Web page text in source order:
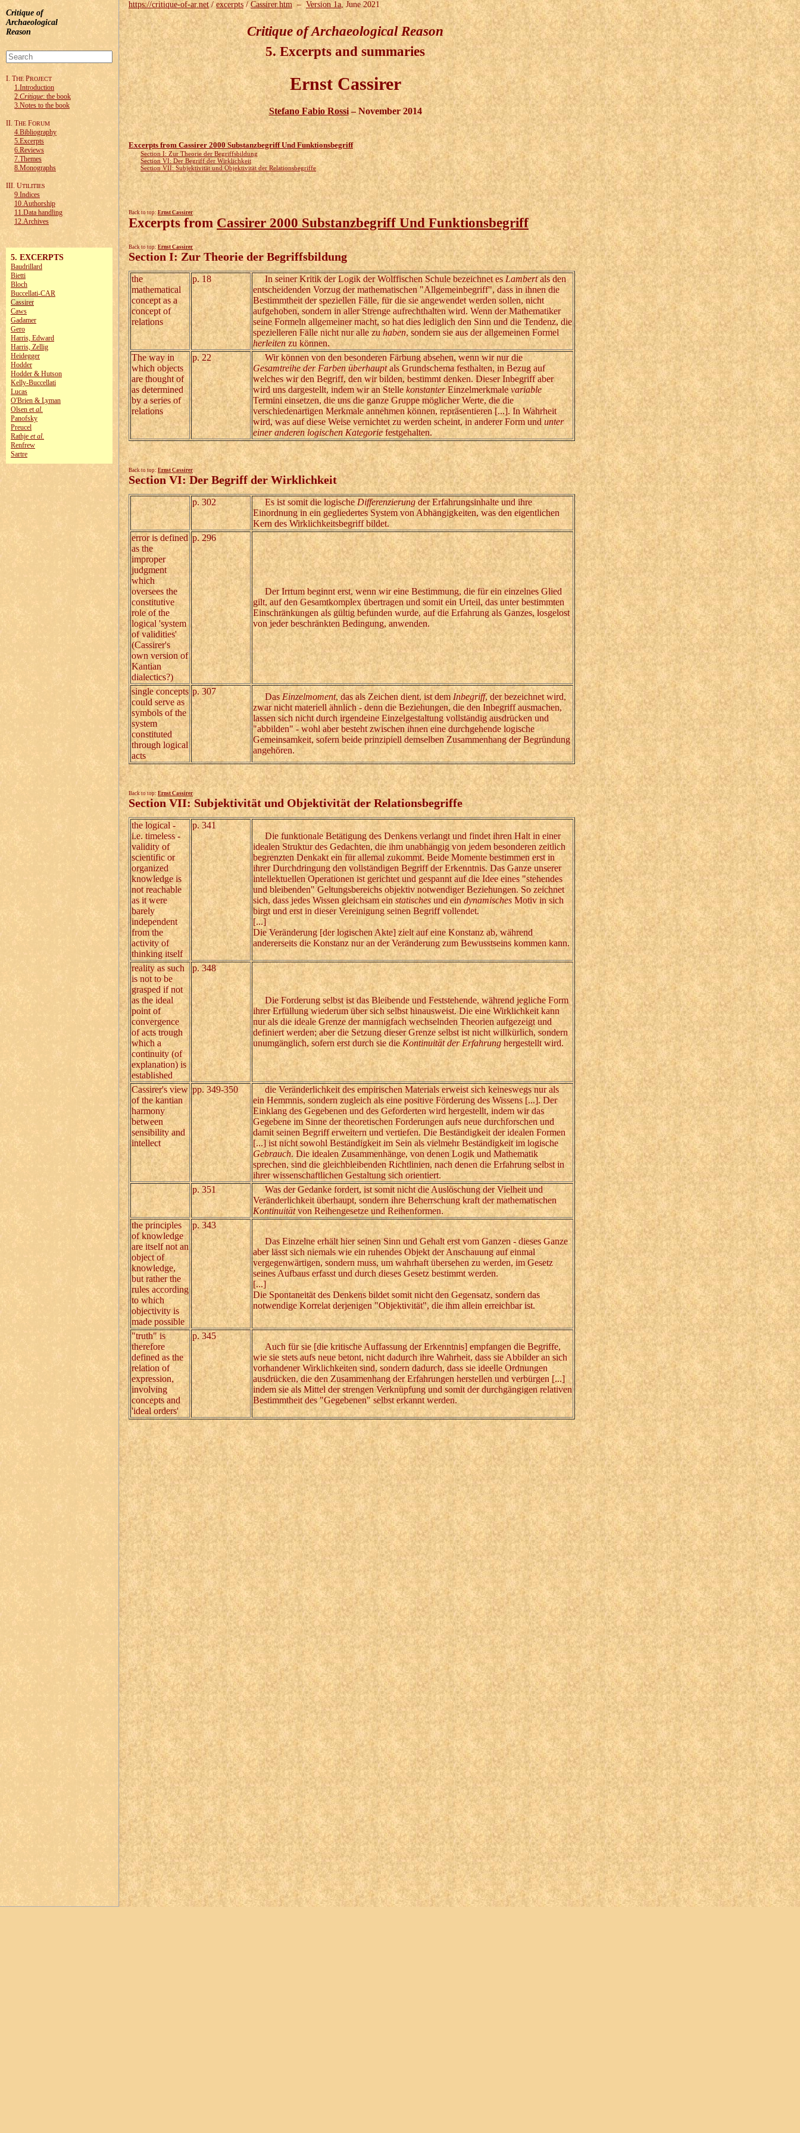
Critique of
Archaeological
Reason
I. THE PROJECT
1.Introduction
2.Critique: the book
3.Notes to the book
II. THE FORUM
4.Bibliography
5.Excerpts
6.Reviews
7.Themes
8.Monographs
III. UTILITIES
9.Indices
10.Authorship
11.Data handling
12.Archives
5. EXCERPTS
Baudrillard
Bietti
Bloch
Buccellati-CAR
Cassirer
Caws
Gadamer
Gero
Harris, Edward
Harris, Zellig
Heidegger
Hodder
Hodder & Hutson
Kelly‑Buccellati
Lucas
O'Brien & Lyman
Olsen etal.
Panofsky
Preucel
Rathje et al.
Renfrew
Sartre
https://critique-of-ar.net/excerpts/Cassirer.htm– Version 1a, June 2021
Critique of Archaeological Reason
5. Excerpts and summaries
Ernst Cassirer
Stefano Fabio Rossi– November 2014
Excerpts from Cassirer 2000 Substanzbegriff Und Funktionsbegriff
Section I: Zur Theorie der Begriffsbildung
Section VI: Der Begriff der Wirklichkeit
Section VII: Subjektivität und Objektivität der Relationsbegriffe
Back to top: Ernst Cassirer
Excerpts fromCassirer 2000 Substanzbegriff Und Funktionsbegriff
Back to top:Ernst Cassirer
Section I: Zur Theorie der Begriffsbildung
the
mathematical
concept as a
concept of
relations
p. 18 In seiner Kritik der Logik der Wolffischen Schule bezeichnet es Lambertals den
entscheidenden Vorzug der mathematischen "Allgemeinbegriff", dass in ihnen die
Bestimmtheit der speziellen Fälle, für die sie angewendet werden sollen, nicht
aufgehoben, sondern in aller Strenge aufrechthalten wird. Wenn der Mathematiker
seine Formeln allgemeiner macht, so hat dies lediglich den Sinn und die Tendenz, die
spezielleren Fälle nicht nur alle zuhaben, sondern sie aus der allgemeinen Formel
herleitenzu können.
The way in
which objects
are thought of
as determined
by a series of
relations
p. 22
Wir können von den besonderen Färbung absehen, wenn wir nur die
Gesamtreihe der Farben überhauptals Grundschema festhalten, in Bezug auf
welches wir den Begriff, den wir bilden, bestimmt denken. Dieser Inbegriff aber
wird uns dargestellt, indem wir an Stelle konstanterEinzelmerkmale variable
Termini einsetzen, die uns die ganze Gruppe möglicher Werte, die die
verschiedenartigen Merkmale annehmen können, repräsentieren [...]. In Wahrheit
wird, was auf diese Weise vernichtet zu werden scheint, in anderer Form und unter
einer anderen logischen Kategoriefestgehalten.
Back to top:Ernst Cassirer
Section VI: Der Begriff der Wirklichkeit
p. 302 Es ist somit die logische Differenzierungder Erfahrungsinhalte und ihre
Einordnung in ein gegliedertes System von Abhängigkeiten, was den eigentlichen
Kern des Wirklichkeitsbegriff bildet.
error is defined
as the
improper
judgment
which
oversees the
constitutive
role of the
logical 'system
of validities'
(Cassirer's
own version of
Kantian
dialectics?)
p. 296
Der Irrtum beginnt erst, wenn wir eine Bestimmung, die für ein einzelnes Glied
gilt, auf den Gesamtkomplex übertragen und somit ein Urteil, das unter bestimmten
Einschränkungen als gültig befunden wurde, auf die Erfahrung als Ganzes, losgelost
von jeder beschränkten Bedingung, anwenden.
single concepts
could serve as
symbols of the
system
constituted
through logical
acts
p. 307
DasEinzelmoment, das als Zeichen dient, ist dem Inbegriff, der bezeichnet wird,
zwar nicht materiell ähnlich - denn die Beziehungen, die den Inbegriff ausmachen,
lassen sich nicht durch irgendeine Einzelgestaltung vollständig ausdrücken und
"abbilden" - wohl aber besteht zwischen ihnen eine durchgehende logische
Gemeinsamkeit, sofern beide prinzipiell demselben Zusammenhang der Begründung
angehören.
Back to top: Ernst Cassirer
Section VII: Subjektivität und Objektivität der Relationsbegriffe
the logical -
i.e. timeless -
validity of
scientific or
organized
knowledge is
not reachable
as it were
barely
independent
from the
activity of
thinking itself
p. 341
Die funktionale Betätigung des Denkens verlangt und findet ihren Halt in einer
idealen Struktur des Gedachten, die ihm unabhängig von jedem besonderen zeitlich
begrenzten Denkakt ein für allemal zukommt. Beide Momente bestimmen erst in
ihrer Durchdringung den vollständigen Begriff der Erkenntnis. Das Ganze unserer
intellektuellen Operationen ist gerichtet und gespannt auf die Idee eines "stehendes
und bleibenden" Geltungsbereichs objektiv notwendiger Beziehungen. So zeichnet
sich, dass jedes Wissen gleichsam einstatischesund eindynamischesMotiv in sich
birgt und erst in dieser Vereinigung seinen Begriff vollendet.
[...]
Die Veränderung [der logischen Akte] zielt auf eine Konstanz ab, während
andererseits die Konstanz nur an der Veränderung zum Bewusstseins kommen kann.
reality as such
is not to be
grasped if not
as the ideal
point of
convergence
of acts trough
which a
continuity (of
explanation) is
established
p. 348
Die Forderung selbst ist das Bleibende und Feststehende, während jegliche Form
ihrer Erfüllung wiederum über sich selbst hinausweist. Die eine Wirklichkeit kann
nur als die ideale Grenze der mannigfach wechselnden Theorien aufgezeigt und
definiert werden; aber die Setzung dieser Grenze selbst ist nicht willkürlich, sondern
unumgänglich, sofern erst durch sie dieKontinuität der Erfahrunghergestellt wird.
Cassirer's view
of the kantian
harmony
between
sensibility and
intellect
pp. 349-350
die Veränderlichkeit des empirischen Materials erweist sich keineswegs nur als
ein Hemmnis, sondern zugleich als eine positive Förderung des Wissens [...]. Der
Einklang des Gegebenen und des Geforderten wird hergestellt, indem wir das
Gegebene im Sinne der theoretischen Forderungen aufs neue durchforschen und
damit seinen Begriff erweitern und vertiefen. Die Beständigkeit der idealen Formen
[...] ist nicht sowohl Beständigkeit im Sein als vielmehr Beständigkeit im logische
Gebrauch. Die idealen Zusammenhänge, von denen Logik und Mathematik
sprechen, sind die gleichbleibenden Richtlinien, nach denen die Erfahrung selbst in
ihrer wissenschaftlichen Gestaltung sich orientiert.
p. 351
Was der Gedanke fordert, ist somit nicht die Auslöschung der Vielheit und
Veränderlichkeit überhaupt, sondern ihre Beherrschung kraft der mathematischen
Kontinuitätvon Reihengesetze und Reihenformen.
the principles
of knowledge
are itself not an
object of
knowledge,
but rather the
rules according
to which
objectivity is
made possible
p. 343
Das Einzelne erhält hier seinen Sinn und Gehalt erst vom Ganzen - dieses Ganze
aber lässt sich niemals wie ein ruhendes Objekt der Anschauung auf einmal
vergegenwärtigen, sondern muss, um wahrhaft übersehen zu werden, im Gesetz
seines Aufbaus erfasst und durch dieses Gesetz bestimmt werden.
[...]
Die Spontaneität des Denkens bildet somit nicht den Gegensatz, sondern das
notwendige Korrelat derjenigen "Objektivität", die ihm allein erreichbar ist.
"truth" is
therefore
defined as the
relation of
expression,
involving
concepts and
'ideal orders'
p. 345
Auch für sie [die kritische Auffassung der Erkenntnis] empfangen die Begriffe,
wie sie stets aufs neue betont, nicht dadurch ihre Wahrheit, dass sie Abbilder an sich
vorhandener Wirklichkeiten sind, sondern dadurch, dass sie ideelle Ordnungen
ausdrücken, die den Zusammenhang der Erfahrungen herstellen und verbürgen [...]
indem sie als Mittel der strengen Verknüpfung und somit der durchgängigen relativen
Bestimmtheit des "Gegebenen" selbst erkannt werden.